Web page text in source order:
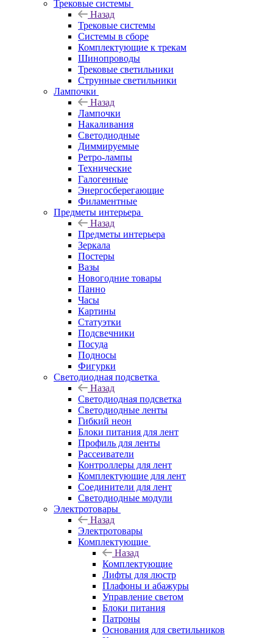
Трековые системы
Назад
Трековые системы
Системы в сборе
Комплектующие к трекам
Шинопроводы
Трековые светильники
Струнные светильники
Лампочки
Назад
Лампочки
Накаливания
Светодиодные
Диммируемые
Ретро-лампы
Технические
Галогенные
Энергосберегающие
Филаментные
Предметы интерьера
Назад
Предметы интерьера
Зеркала
Постеры
Вазы
Новогодние товары
Панно
Часы
Картины
Статуэтки
Подсвечники
Посуда
Подносы
Фигурки
Светодиодная подсветка
Назад
Светодиодная подсветка
Светодиодные ленты
Гибкий неон
Блоки питания для лент
Профиль для ленты
Рассеиватели
Контроллеры для лент
Комплектующие для лент
Соединители для лент
Светодиодные модули
Электротовары
Назад
Электротовары
Комплектующие
Назад
Комплектующие
Лифты для люстр
Плафоны и абажуры
Управление светом
Блоки питания
Патроны
Основания для светильников